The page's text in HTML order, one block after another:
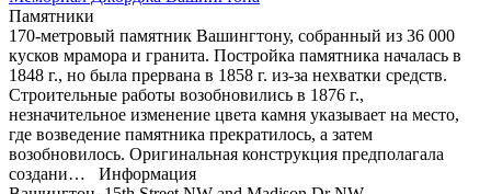
Памятники
170-метровый памятник Вашингтону, собранный из 36 000
кусков мрамора и гранита. Постройка памятника началась в
1848 г., но была прервана в 1858 г. из-за нехватки средств.
Строительные работы возобновились в 1876 г.,
незначительное изменение цвета камня указывает на место,
где возведение памятника прекратилось, а затем
возобновилось. Оригинальная конструкция предполагала
создани… Информация